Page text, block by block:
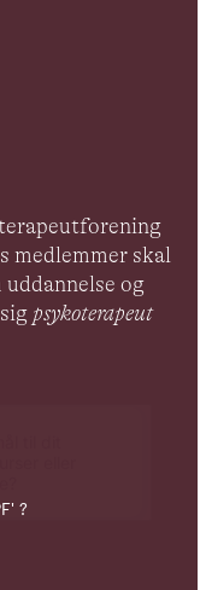
medlemmer skal
og
psykoterapeut
?